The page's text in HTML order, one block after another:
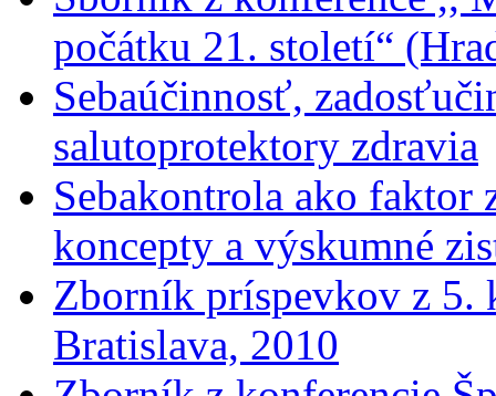
počátku 21. století“
Sebaúčinnosť,
salutoprotektory zdravia
Sebakontrola ako faktor
koncepty a výskumné
Zborník príspevkov z 5.
Bratislava, 2010